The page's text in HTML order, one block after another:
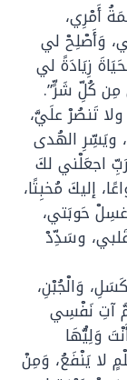
أَمْرِي،
وَأَصْلِحْ لي
زِيَادَةً لي
مِن كُلِّ شَرٍّ”.
تَنصُرْ علَيَّ،
ويَسِّرِ الهُدى
اجعَلْني لكَ
إليكَ مُخبِتًا،
حَوبَتي،
وسَدِّدْ
وَالْجُبْنِ،
آتِ نَفْسِي
وَلِيُّهَا
لا يَنْفَعُ، وَمِنْ